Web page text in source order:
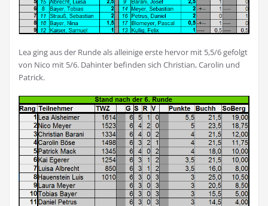
Lea ging aus der Runde als alleinige erste hervor mit 5,5/6 gefolgt
von Nico mit 5/6. Dahinter befinden sich Christian, Carolin und
Patrick.